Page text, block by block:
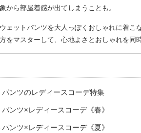
から部屋着感が出てしまうことも。
ェットパンツを大人っぽくおしゃれに着こ
をマスターして、心地よさとおしゃれを同
ンツのレディースコーデ特集
ンツ×レディースコーデ《春》
ンツ×レディースコーデ《夏》